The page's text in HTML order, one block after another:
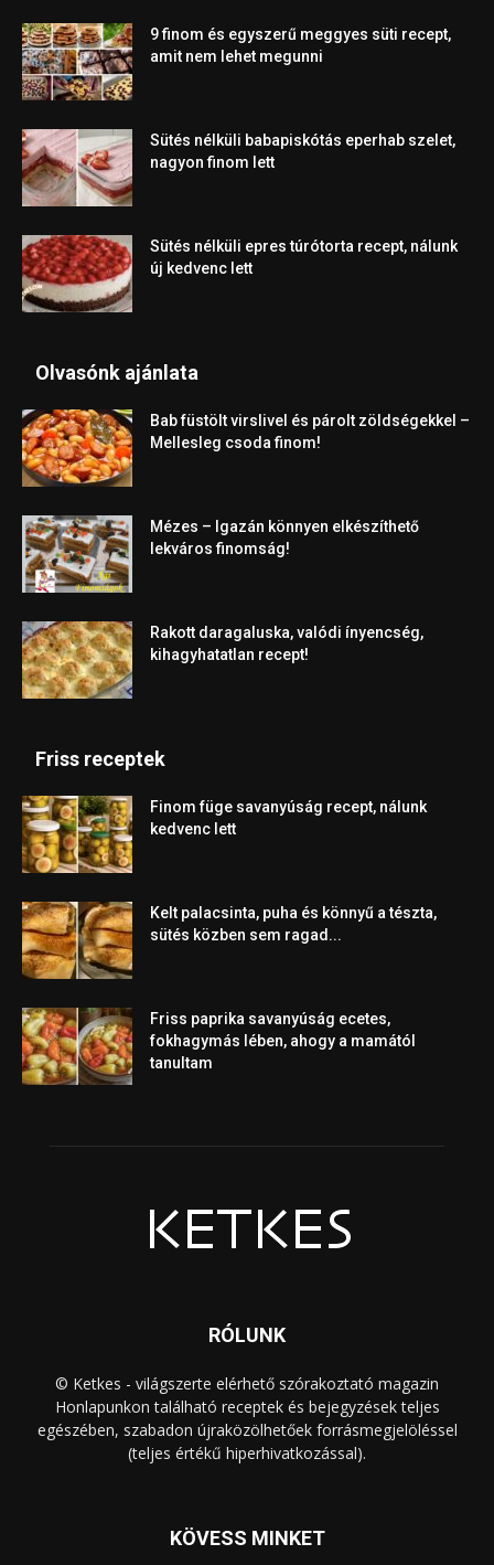
9 finom és egyszerű meggyes süti recept,
amit nem lehet megunni
Sütés nélküli babapiskótás eperhab szelet,
nagyon finom lett
Sütés nélküli epres túrótorta recept, nálunk
új kedvenc lett
Olvasónk ajánlata
Bab füstölt virslivel és párolt zöldségekkel –
Mellesleg csoda finom!
Mézes – Igazán könnyen elkészíthető
lekváros finomság!
Rakott daragaluska, valódi ínyencség,
kihagyhatatlan recept!
Friss receptek
Finom füge savanyúság recept, nálunk
kedvenc lett
Kelt palacsinta, puha és könnyű a tészta,
sütés közben sem ragad...
Friss paprika savanyúság ecetes,
fokhagymás lében, ahogy a mamától
tanultam
RÓLUNK
© Ketkes - világszerte elérhető szórakoztató magazin
Honlapunkon található receptek és bejegyzések teljes
egészében, szabadon újraközölhetőek forrásmegjelöléssel
(teljes értékű hiperhivatkozással).
KÖVESS MINKET